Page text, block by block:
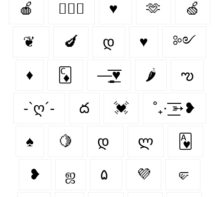
🍎 👩‍❤️‍👨 ♥ 🫶 🍏
❦ 🍆 დ ♥︎ ༻
♦️ 🃌 —̳͟͞͞♥ 🌶 ఌ︎
-`ღ´- ద 💓 ˚₊· ͟͟͞͞➳❥
♠️ 🍋‍ დ ლ 🂱
❥ ஜ ۵ 💜 🤛